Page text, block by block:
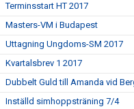
Terminsstart HT 2017
Masters-VM i Budapest
Uttagning Ungdoms-SM 2017
Kvartalsbrev 1 2017
Dubbelt Guld till Amanda vid
Inställd simhoppsträning 7/4